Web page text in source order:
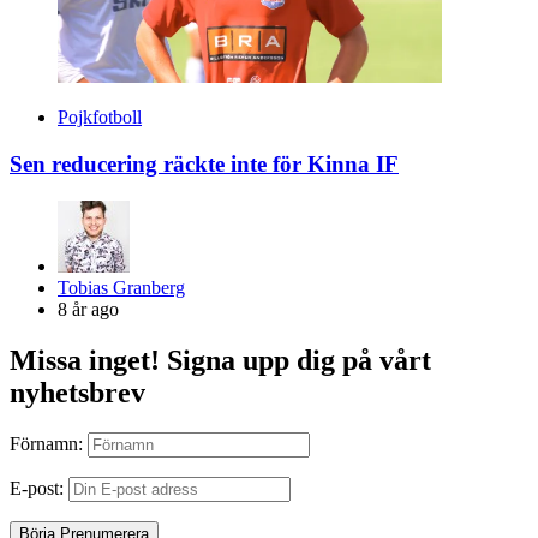
Pojkfotboll
Sen reducering räckte inte för Kinna IF
Posted
by
Tobias Granberg
8 år ago
Missa inget! Signa upp dig på vårt
nyhetsbrev
Förnamn:
E-post: